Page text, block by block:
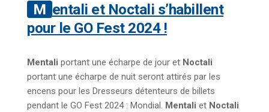
Mentali et Noctali s’habillent
pour le GO Fest 2024 !
Mentali portant une écharpe de jour et Noctali
portant une écharpe de nuit seront attirés par les
encens pour les Dresseurs détenteurs de billets
pendant le GO Fest 2024 : Mondial. Mentali et Noctali